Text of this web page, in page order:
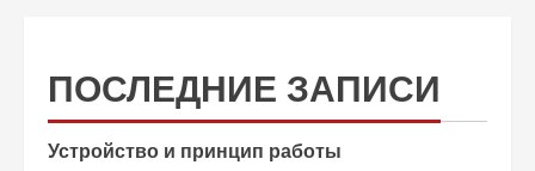
ПОСЛЕДНИЕ ЗАПИСИ
Устройство и принцип работы